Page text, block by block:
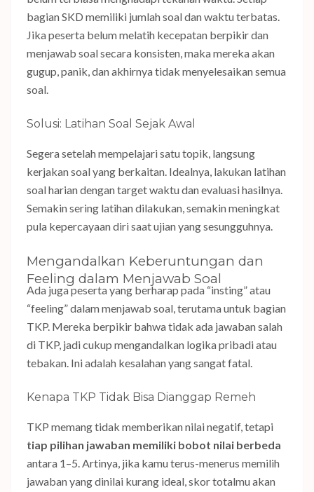
bagian SKD memiliki jumlah soal dan waktu terbatas.
Jika peserta belum melatih kecepatan berpikir dan
menjawab soal secara konsisten, maka mereka akan
gugup, panik, dan akhirnya tidak menyelesaikan semua
soal.
Solusi: Latihan Soal Sejak Awal
Segera setelah mempelajari satu topik, langsung
kerjakan soal yang berkaitan. Idealnya, lakukan latihan
soal harian dengan target waktu dan evaluasi hasilnya.
Semakin sering latihan dilakukan, semakin meningkat
pula kepercayaan diri saat ujian yang sesungguhnya.
Mengandalkan Keberuntungan dan
Feeling dalam Menjawab Soal
Ada juga peserta yang berharap pada “insting” atau
“feeling” dalam menjawab soal, terutama untuk bagian
TKP. Mereka berpikir bahwa tidak ada jawaban salah
di TKP, jadi cukup mengandalkan logika pribadi atau
tebakan. Ini adalah kesalahan yang sangat fatal.
Kenapa TKP Tidak Bisa Dianggap Remeh
TKP memang tidak memberikan nilai negatif, tetapi
tiap pilihan jawaban memiliki bobot nilai berbeda
antara 1–5. Artinya, jika kamu terus-menerus memilih
jawaban yang dinilai kurang ideal, skor totalmu akan